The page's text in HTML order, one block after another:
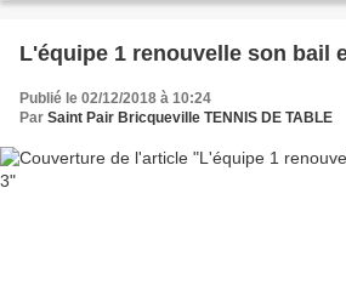
L'équipe 1 renouvelle son bail
Publié le 02/12/2018 à 10:24
Par Saint Pair Bricqueville TENNIS DE TABLE